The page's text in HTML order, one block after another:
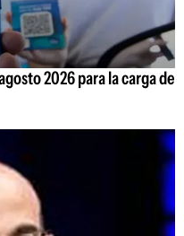
2026 para la carga de